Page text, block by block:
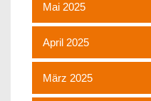
Mai 2025
April 2025
März 2025